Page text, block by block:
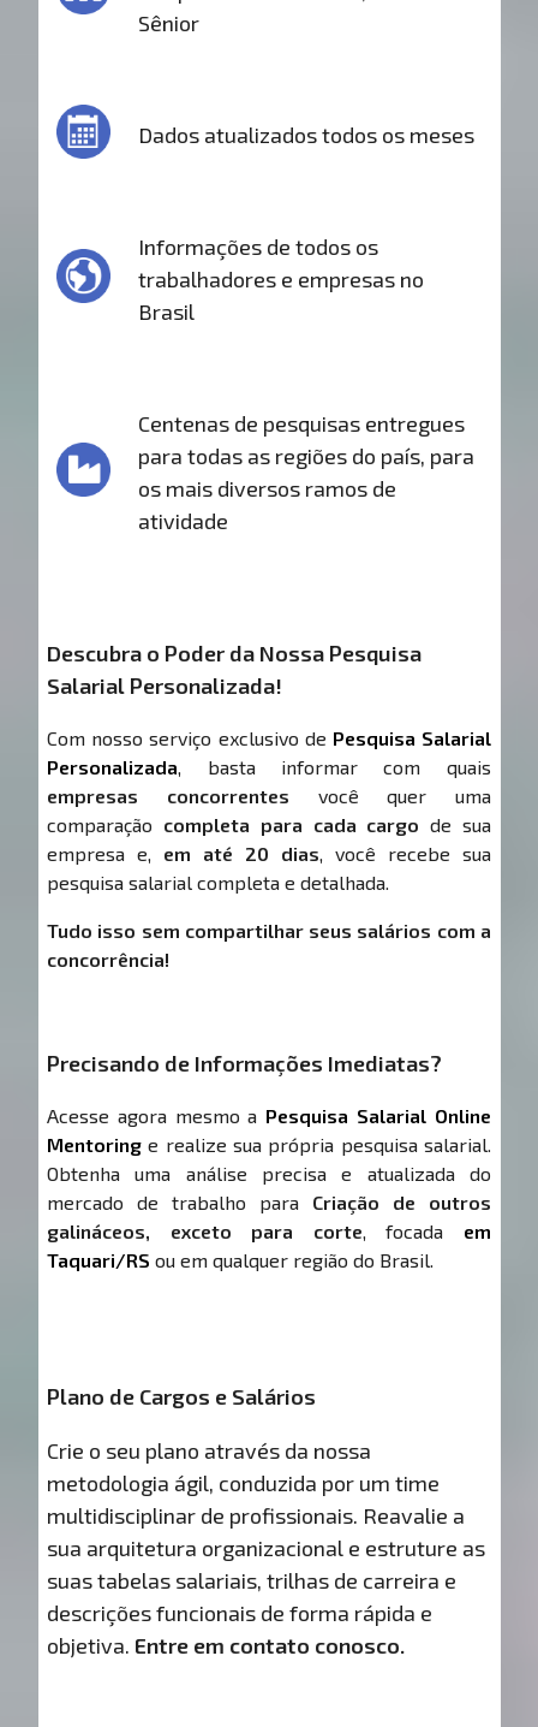
Sênior
Dados atualizados todos os meses
Informações de todos os
trabalhadores e empresas no
Brasil
Centenas de pesquisas entregues
para todas as regiões do país, para
os mais diversos ramos de
atividade
Descubra o Poder da Nossa Pesquisa
Salarial Personalizada!
Com nosso serviço exclusivo de Pesquisa Salarial
Personalizada, basta informar com quais
empresas concorrentes você quer uma
comparação completa para cada cargo de sua
empresa e, em até 20 dias, você recebe sua
pesquisa salarial completa e detalhada.
Tudo isso sem compartilhar seus salários com a
concorrência!
Precisando de Informações Imediatas?
Acesse agora mesmo a Pesquisa Salarial Online
Mentoring e realize sua própria pesquisa salarial.
Obtenha uma análise precisa e atualizada do
mercado de trabalho para Criação de outros
galináceos, exceto para corte, focada em
Taquari/RS ou em qualquer região do Brasil.
Plano de Cargos e Salários
Crie o seu plano através da nossa
metodologia ágil, conduzida por um time
multidisciplinar de profissionais. Reavalie a
sua arquitetura organizacional e estruture as
suas tabelas salariais, trilhas de carreira e
descrições funcionais de forma rápida e
objetiva. Entre em contato conosco.